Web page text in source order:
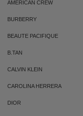
AMERICAN CREW
BURBERRY
BEAUTE PACIFIQUE
B.TAN
CALVIN KLEIN
CAROLINA HERRERA
DIOR